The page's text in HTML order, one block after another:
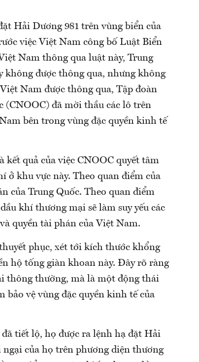
Hải Dương 981 trên vùng biển của
việc Việt Nam công bố Luật Biển
Nam thông qua luật này, Trung
không được thông qua, nhưng không
Nam được thông qua, Tập đoàn
(CNOOC) đã mời thầu các lô trên
bên trong vùng đặc quyền kinh tế
kết quả của việc CNOOC quyết tâm
ở khu vực này. Theo quan điểm của
của Trung Quốc. Theo quan điểm
khí thương mại sẽ làm suy yếu các
quyền tài phán của Việt Nam.
phục, xét tới kích thước khổng
hộ tống giàn khoan này. Đây rõ ràng
thông thường, mà là một động thái
vệ vùng đặc quyền kinh tế của
tiết lộ, họ được ra lệnh hạ đặt Hải
của họ trên phương diện thương